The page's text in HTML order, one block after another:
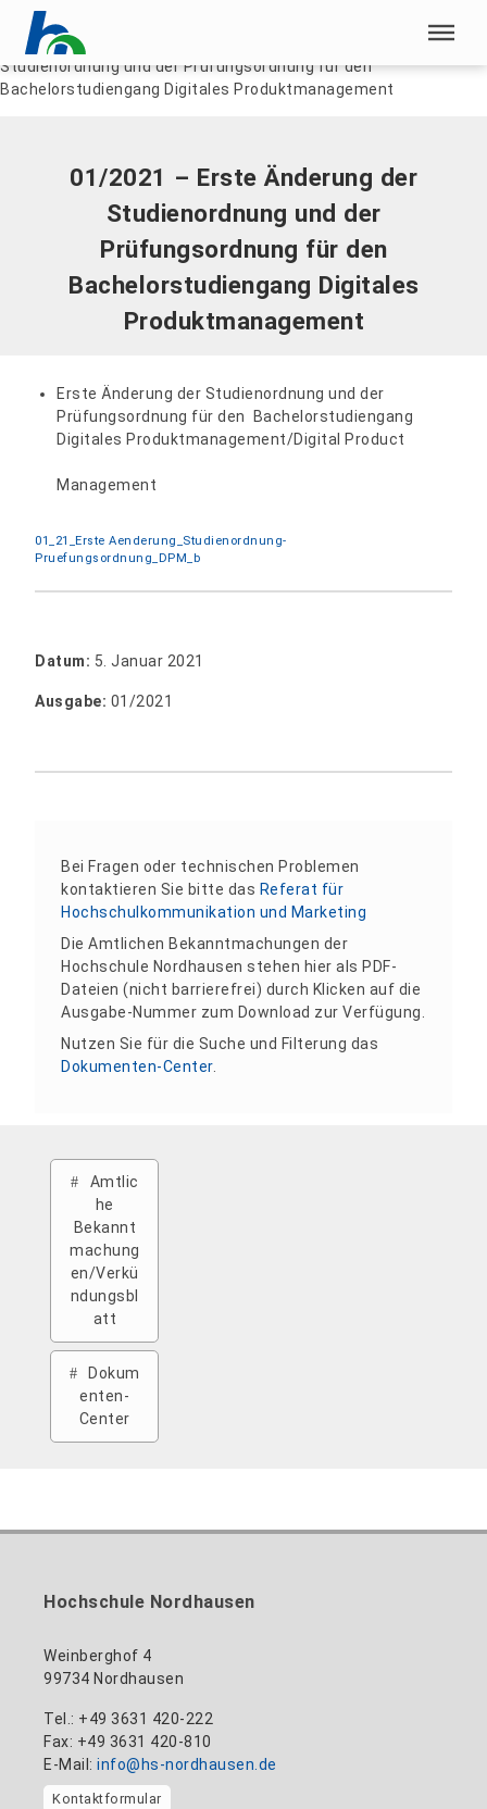
Menü überspringen
Menü überspringen
Home |Dokumente
Studienordnung und der Prüfungsordnung für den
Bachelorstudiengang Digitales Produktmanagement
01/2021 – Erste Änderung der
Studienordnung und der
Prüfungsordnung für den
Bachelorstudiengang Digitales
Produktmanagement
Erste Änderung der Studienordnung und der
Prüfungsordnung für den Bachelorstudiengang
Digitales Produktmanagement/Digital Product
Management
01_21_Erste Aenderung_Studienordnung-
Pruefungsordnung_DPM_b
Datum: 5. Januar 2021
Ausgabe: 01/2021
Bei Fragen oder technischen Problemen
kontaktieren Sie bitte das Referat für
Hochschulkommunikation und Marketing
Die Amtlichen Bekanntmachungen der
Hochschule Nordhausen stehen hier als PDF-
Dateien (nicht barrierefrei) durch Klicken auf die
Ausgabe-Nummer zum Download zur Verfügung.
Nutzen Sie für die Suche und Filterung das
Dokumenten-Center.
Amtlic
he
Bekannt
machung
en/Verkü
ndungsbl
att
Dokum
enten-
Center
Hochschule Nordhausen
Weinberghof 4
99734 Nordhausen
Tel.: +49 3631 420-222
Fax: +49 3631 420-810
E-Mail: info@hs-nordhausen.de
Kontaktformular